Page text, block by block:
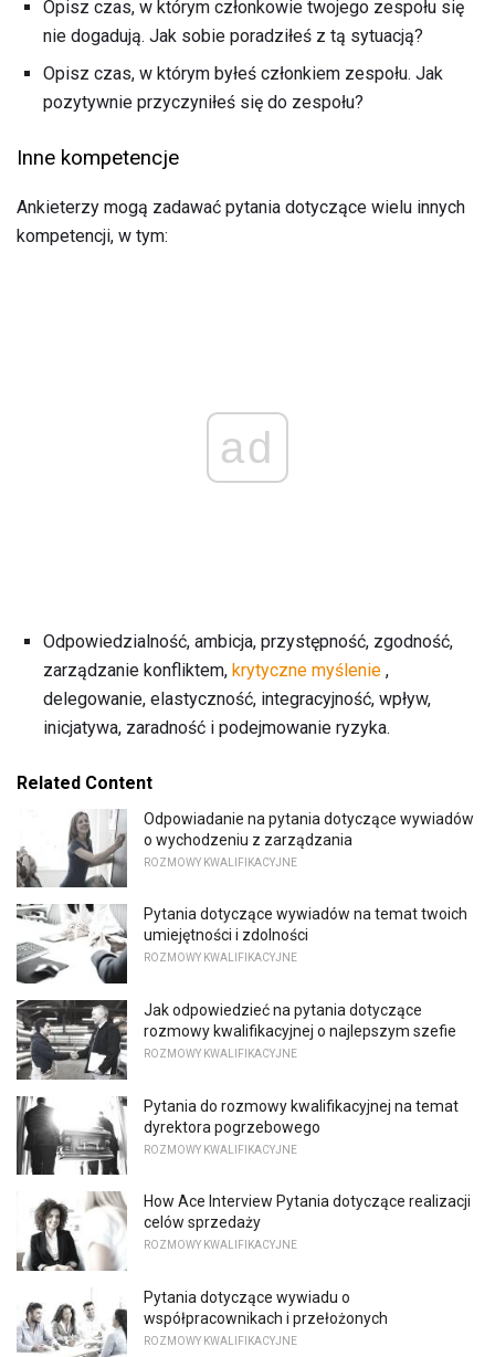
Opisz czas, w którym członkowie twojego zespołu się
nie dogadują. Jak sobie poradziłeś z tą sytuacją?
Opisz czas, w którym byłeś członkiem zespołu. Jak
pozytywnie przyczyniłeś się do zespołu?
Inne kompetencje
Ankieterzy mogą zadawać pytania dotyczące wielu innych
kompetencji, w tym:
ad
Odpowiedzialność, ambicja, przystępność, zgodność,
zarządzanie konfliktem, krytyczne myślenie ,
delegowanie, elastyczność, integracyjność, wpływ,
inicjatywa, zaradność i podejmowanie ryzyka.
Related Content
Odpowiadanie na pytania dotyczące wywiadów
o wychodzeniu z zarządzania
ROZMOWY KWALIFIKACYJNE
Pytania dotyczące wywiadów na temat twoich
umiejętności i zdolności
ROZMOWY KWALIFIKACYJNE
Jak odpowiedzieć na pytania dotyczące
rozmowy kwalifikacyjnej o najlepszym szefie
ROZMOWY KWALIFIKACYJNE
Pytania do rozmowy kwalifikacyjnej na temat
dyrektora pogrzebowego
ROZMOWY KWALIFIKACYJNE
How Ace Interview Pytania dotyczące realizacji
celów sprzedaży
ROZMOWY KWALIFIKACYJNE
Pytania dotyczące wywiadu o
współpracownikach i przełożonych
ROZMOWY KWALIFIKACYJNE